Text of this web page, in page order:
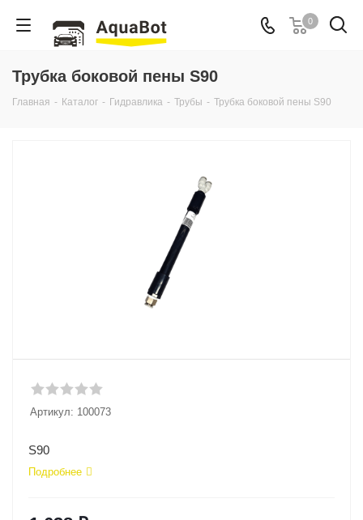
0
Трубка боковой пены S90
Главная - Каталог - Гидравлика - Трубы - Трубка боковой пены S90
Артикул: 100073
S90
Подробнее